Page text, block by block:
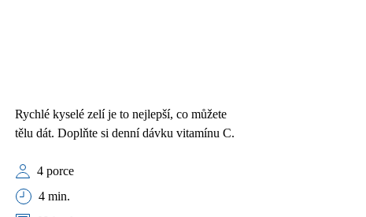
Rychlé kyselé zelí je to nejlepší, co můžete
tělu dát. Doplňte si denní dávku vitamínu C.
4 porce
4 min.